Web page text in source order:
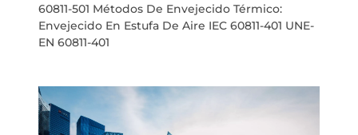
60811-501 Métodos De Envejecido Térmico:
Envejecido En Estufa De Aire IEC 60811-401 UNE-
EN 60811-401